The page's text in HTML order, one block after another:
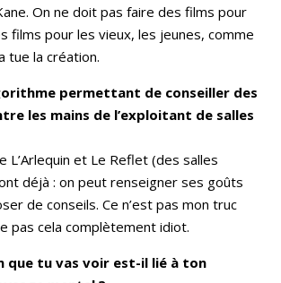
On ne doit pas faire des films pour
films pour les vieux, les jeunes, comme
tue la création.
permettant de conseiller des
les mains de l’exploitant de salles
L’Arlequin et Le Reflet (des salles
déjà : on peut renseigner ses goûts
de conseils. Ce n’est pas mon truc
pas cela complètement idiot.
que tu vas voir est-il lié à ton